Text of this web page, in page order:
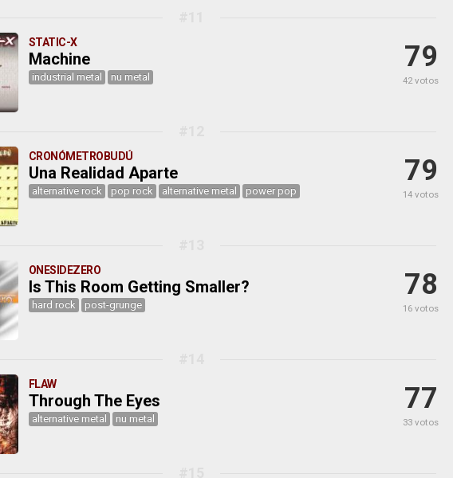
79
42 votos
STATIC-X
Machine
industrial metal nu metal
79
14 votos
CRONÓMETROBUDÚ
Una Realidad Aparte
alternative rock pop rock alternative metal power pop
78
16 votos
ONESIDEZERO
Is This Room Getting Smaller?
hard rock post-grunge
77
33 votos
FLAW
Through The Eyes
alternative metal nu metal